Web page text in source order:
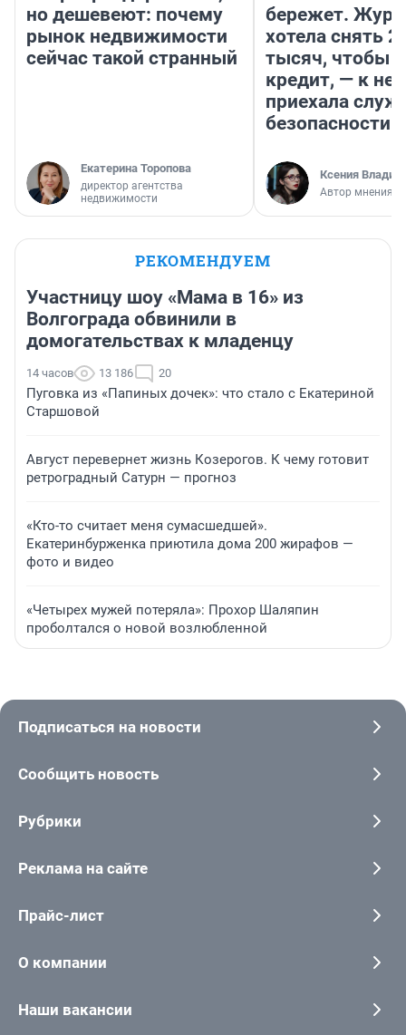
но дешевеют: почему
рынок недвижимости
сейчас такой странный
Екатерина Торопова
директор агентства
недвижимости
бережет.
хотела снять
тысяч, чтобы
кредит, — к
приехала
безопасности
Ксения
Автор мнения
РЕКОМЕНДУЕМ
Участницу шоу «Мама в 16» из
Волгограда обвинили в
домогательствах к младенцу
14 часов 13 186 20
Пуговка из «Папиных дочек»: что стало с Екатериной
Старшовой
Август перевернет жизнь Козерогов. К чему готовит
ретроградный Сатурн — прогноз
«Кто-то считает меня сумасшедшей».
Екатеринбурженка приютила дома 200 жирафов —
фото и видео
«Четырех мужей потеряла»: Прохор Шаляпин
проболтался о новой возлюбленной
Подписаться на новости
Сообщить новость
Рубрики
Реклама на сайте
Прайс-лист
О компании
Наши вакансии